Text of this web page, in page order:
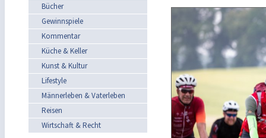
Bücher
Gewinnspiele
Kommentar
Küche & Keller
Kunst & Kultur
Lifestyle
Männerleben & Vaterleben
Reisen
Wirtschaft & Recht